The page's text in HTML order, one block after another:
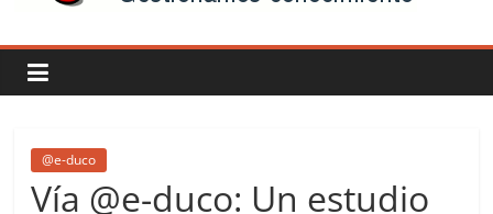
duco:
Gestión
del
@e-duco
Vía @e-duco: Un estudio